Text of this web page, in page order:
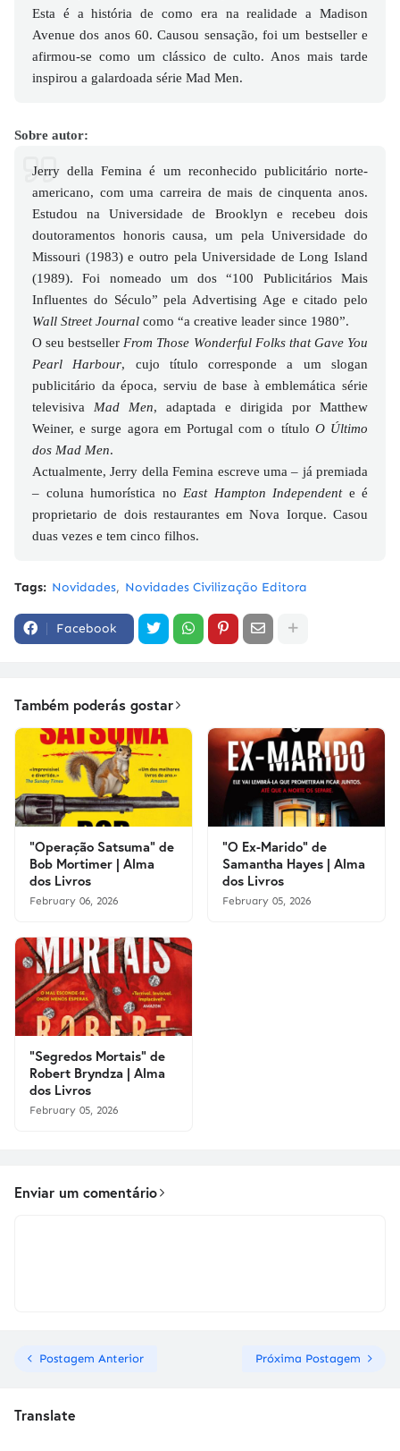
Esta é a história de como era na realidade a Madison
Avenue dos anos 60. Causou sensação, foi um bestseller e
afirmou-se como um clássico de culto. Anos mais tarde
inspirou a galardoada série Mad Men.
Sobre autor:
Jerry della Femina é um reconhecido publicitário norte-
americano, com uma carreira de mais de cinquenta anos.
Estudou na Universidade de Brooklyn e recebeu dois
doutoramentos honoris causa, um pela Universidade do
Missouri (1983) e outro pela Universidade de Long Island
(1989). Foi nomeado um dos “100 Publicitários Mais
Influentes do Século” pela Advertising Age e citado pelo
Wall Street Journal como “a creative leader since 1980”.
O seu bestseller From Those Wonderful Folks that Gave You
Pearl Harbour, cujo título corresponde a um slogan
publicitário da época, serviu de base à emblemática série
televisiva Mad Men, adaptada e dirigida por Matthew
Weiner, e surge agora em Portugal com o título O Último
dos Mad Men.
Actualmente, Jerry della Femina escreve uma – já premiada
– coluna humorística no East Hampton Independente é
proprietario de dois restaurantes em Nova Iorque. Casou
duas vezes e tem cinco filhos.
Tags: Novidades Novidades Civilização Editora
Facebook
Também poderás gostar
"Operação Satsuma" de
Bob Mortimer | Alma
dos Livros
February 06, 2026
"O Ex-Marido" de
Samantha Hayes | Alma
dos Livros
February 05, 2026
"Segredos Mortais" de
Robert Bryndza | Alma
dos Livros
February 05, 2026
Enviar um comentário
Postagem Anterior Próxima Postagem
Translate